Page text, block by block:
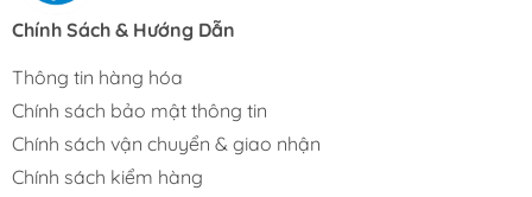
Chính Sách & Hướng Dẫn
Thông tin hàng hóa
Chính sách bảo mật thông tin
Chính sách vận chuyển & giao nhận
Chính sách kiểm hàng